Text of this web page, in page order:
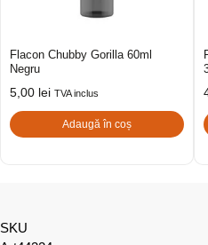
Flacon Chubby Gorilla 60ml
Negru
5,00 lei TVA inclus
Adaugă în coș
SKU